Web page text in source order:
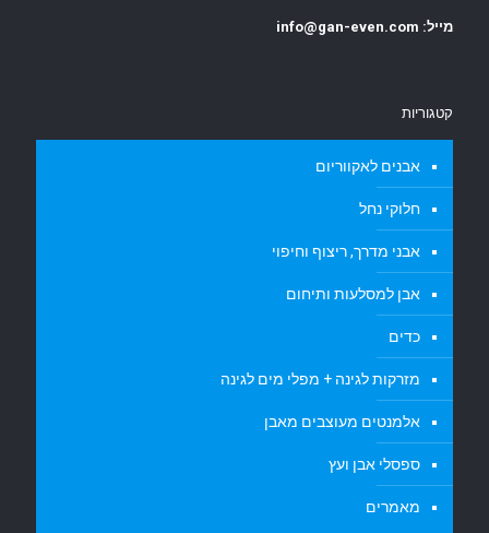
מייל: info@gan-even.com
קטגוריות
אבנים לאקווריום
חלוקי נחל
אבני מדרך, ריצוף וחיפוי
אבן למסלעות ותיחום
כדים
מזרקות לגינה + מפלי מים לגינה
אלמנטים מעוצבים מאבן
ספסלי אבן ועץ
מאמרים